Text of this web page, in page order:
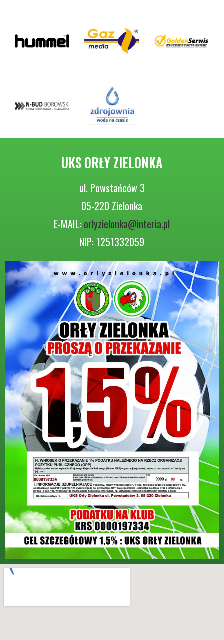
UKS ORŁY ZIELONKA
ul. Powstańców 3
05-220 Zielonka
E-MAIL: orlyzielonka@interia.pl
NIP: 1251332059